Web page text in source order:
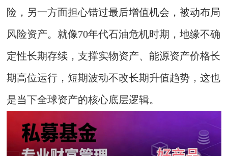
险，另一方面担心错过最后增值机会，被动布局
风险资产。就像70年代石油危机时期，地缘不确
定性长期存续，支撑实物资产、能源资产价格长
期高位运行，短期波动不改长期升值趋势，这也
是当下全球资产的核心底层逻辑。